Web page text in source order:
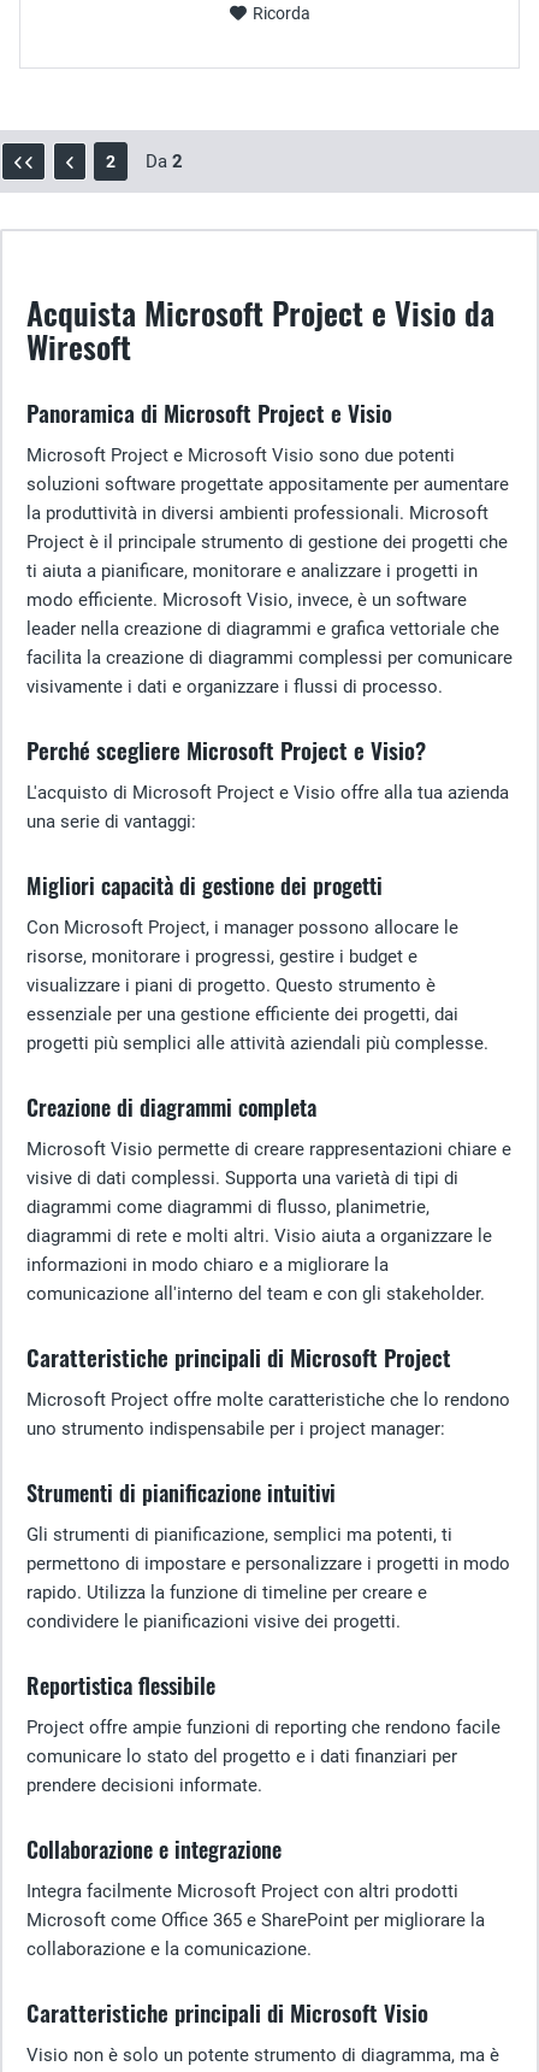
Ricorda
2 Da 2
Acquista Microsoft Project e Visio da
Wiresoft
Panoramica di Microsoft Project e Visio
Microsoft Project e Microsoft Visio sono due potenti
soluzioni software progettate appositamente per aumentare
la produttività in diversi ambienti professionali. Microsoft
Project è il principale strumento di gestione dei progetti che
ti aiuta a pianificare, monitorare e analizzare i progetti in
modo efficiente. Microsoft Visio, invece, è un software
leader nella creazione di diagrammi e grafica vettoriale che
facilita la creazione di diagrammi complessi per comunicare
visivamente i dati e organizzare i flussi di processo.
Perché scegliere Microsoft Project e Visio?
L'acquisto di Microsoft Project e Visio offre alla tua azienda
una serie di vantaggi:
Migliori capacità di gestione dei progetti
Con Microsoft Project, i manager possono allocare le
risorse, monitorare i progressi, gestire i budget e
visualizzare i piani di progetto. Questo strumento è
essenziale per una gestione efficiente dei progetti, dai
progetti più semplici alle attività aziendali più complesse.
Creazione di diagrammi completa
Microsoft Visio permette di creare rappresentazioni chiare e
visive di dati complessi. Supporta una varietà di tipi di
diagrammi come diagrammi di flusso, planimetrie,
diagrammi di rete e molti altri. Visio aiuta a organizzare le
informazioni in modo chiaro e a migliorare la
comunicazione all'interno del team e con gli stakeholder.
Caratteristiche principali di Microsoft Project
Microsoft Project offre molte caratteristiche che lo rendono
uno strumento indispensabile per i project manager:
Strumenti di pianificazione intuitivi
Gli strumenti di pianificazione, semplici ma potenti, ti
permettono di impostare e personalizzare i progetti in modo
rapido. Utilizza la funzione di timeline per creare e
condividere le pianificazioni visive dei progetti.
Reportistica flessibile
Project offre ampie funzioni di reporting che rendono facile
comunicare lo stato del progetto e i dati finanziari per
prendere decisioni informate.
Collaborazione e integrazione
Integra facilmente Microsoft Project con altri prodotti
Microsoft come Office 365 e SharePoint per migliorare la
collaborazione e la comunicazione.
Caratteristiche principali di Microsoft Visio
Visio non è solo un potente strumento di diagramma, ma è